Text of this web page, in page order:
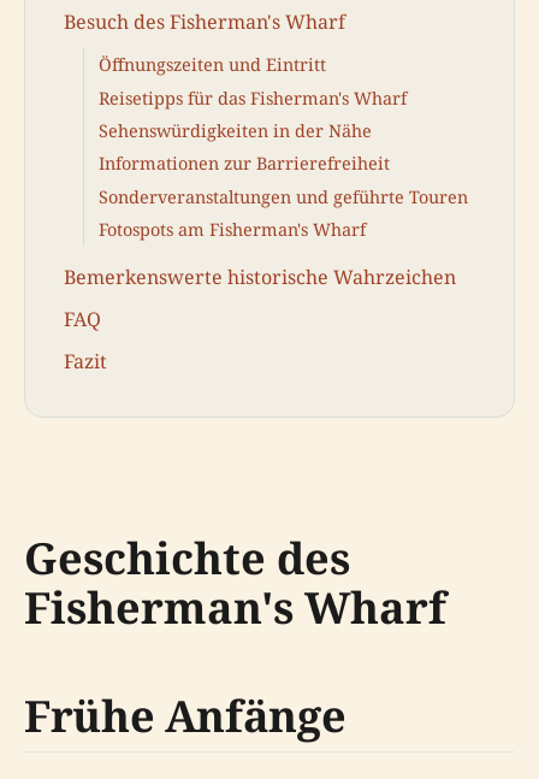
Besuch des Fisherman's Wharf
Öffnungszeiten und Eintritt
Reisetipps für das Fisherman's Wharf
Sehenswürdigkeiten in der Nähe
Informationen zur Barrierefreiheit
Sonderveranstaltungen und geführte Touren
Fotospots am Fisherman's Wharf
Bemerkenswerte historische Wahrzeichen
FAQ
Fazit
Geschichte des
Fisherman's Wharf
Frühe Anfänge